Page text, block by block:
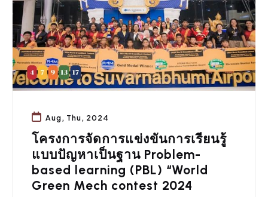
Aug, Thu, 2024
โครงการจัดการแข่งขันการเรียนรู้
แบบปัญหาเป็นฐาน Problem-
based learning (PBL) “World
Green Mech contest 2024